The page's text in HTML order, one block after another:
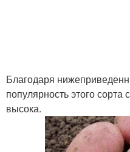
Благодаря
популярность этого сорта
высока.